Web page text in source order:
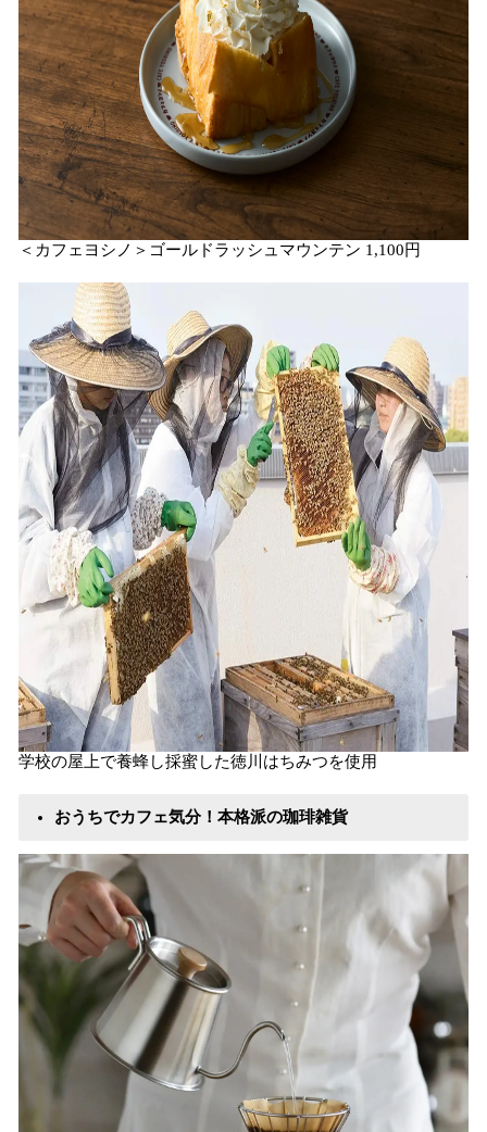
＜カフェヨシノ＞ゴールドラッシュマウンテン 1,100円
学校の屋上で養蜂し採蜜した徳川はちみつを使用
おうちでカフェ気分！本格派の珈琲雑貨